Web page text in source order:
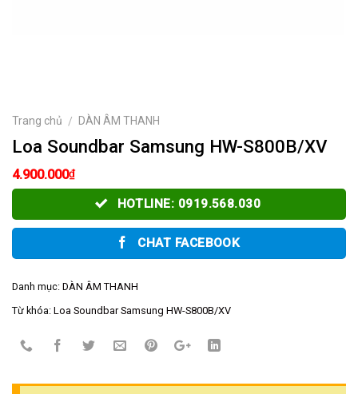
Trang chủ / DÀN ÂM THANH
Loa Soundbar Samsung HW-S800B/XV
4.900.000₫
HOTLINE: 0919.568.030
CHAT FACEBOOK
Danh mục: DÀN ÂM THANH
Từ khóa: Loa Soundbar Samsung HW-S800B/XV